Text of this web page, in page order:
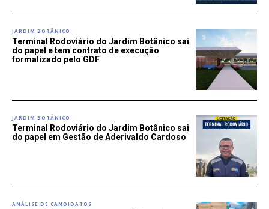
JARDIM BOTÂNICO
Terminal Rodoviário do Jardim Botânico sai
do papel e tem contrato de execução
formalizado pelo GDF
JARDIM BOTÂNICO
Terminal Rodoviário do Jardim Botânico sai
do papel em Gestão de Aderivaldo Cardoso
ANÁLISE DE CANDIDATOS